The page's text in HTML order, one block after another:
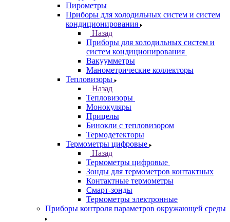
Пирометры
Приборы для холодильных систем и систем
кондиционирования
Назад
Приборы для холодильных систем и
систем кондиционирования
Вакуумметры
Манометрические коллекторы
Тепловизоры
Назад
Тепловизоры
Монокуляры
Прицелы
Бинокли с тепловизором
Термодетекторы
Термометры цифровые
Назад
Термометры цифровые
Зонды для термометров контактных
Контактные термометры
Смарт-зонды
Термометры электронные
Приборы контроля параметров окружающей среды